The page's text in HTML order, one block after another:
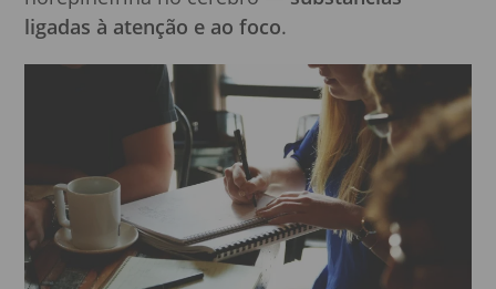
ligadas à atenção e ao foco.